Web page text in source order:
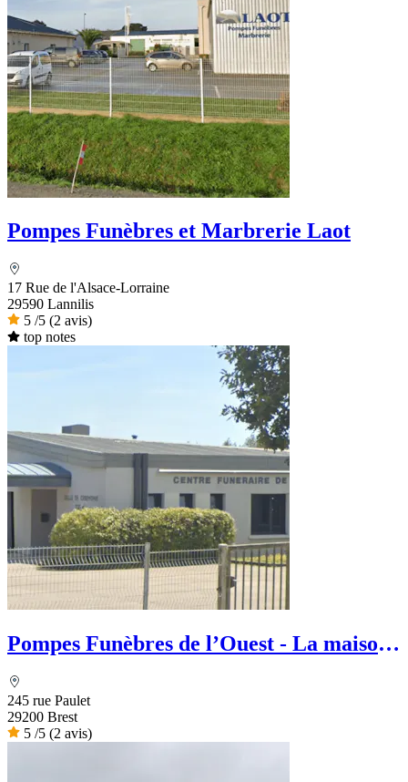
Pompes Funèbres et Marbrerie Laot
17 Rue de l'Alsace-Lorraine
29590 Lannilis
5 /5 (2 avis)
top notes
Pompes Funèbres de l’Ouest - La maison
245 rue Paulet
29200 Brest
5 /5 (2 avis)